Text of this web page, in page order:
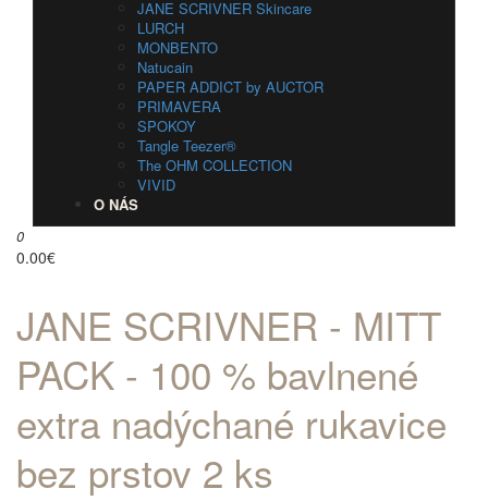
JANE SCRIVNER Skincare
LURCH
MONBENTO
Natucain
PAPER ADDICT by AUCTOR
PRIMAVERA
SPOKOY
Tangle Teezer®
The OHM COLLECTION
VIVID
O NÁS
0
0.00€
JANE SCRIVNER - MITT
PACK - 100 % bavlnené
extra nadýchané rukavice
bez prstov 2 ks